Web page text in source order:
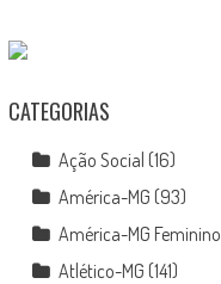
CATEGORIAS
Ação Social (16)
América-MG (93)
América-MG Feminino
Atlético-MG (141)